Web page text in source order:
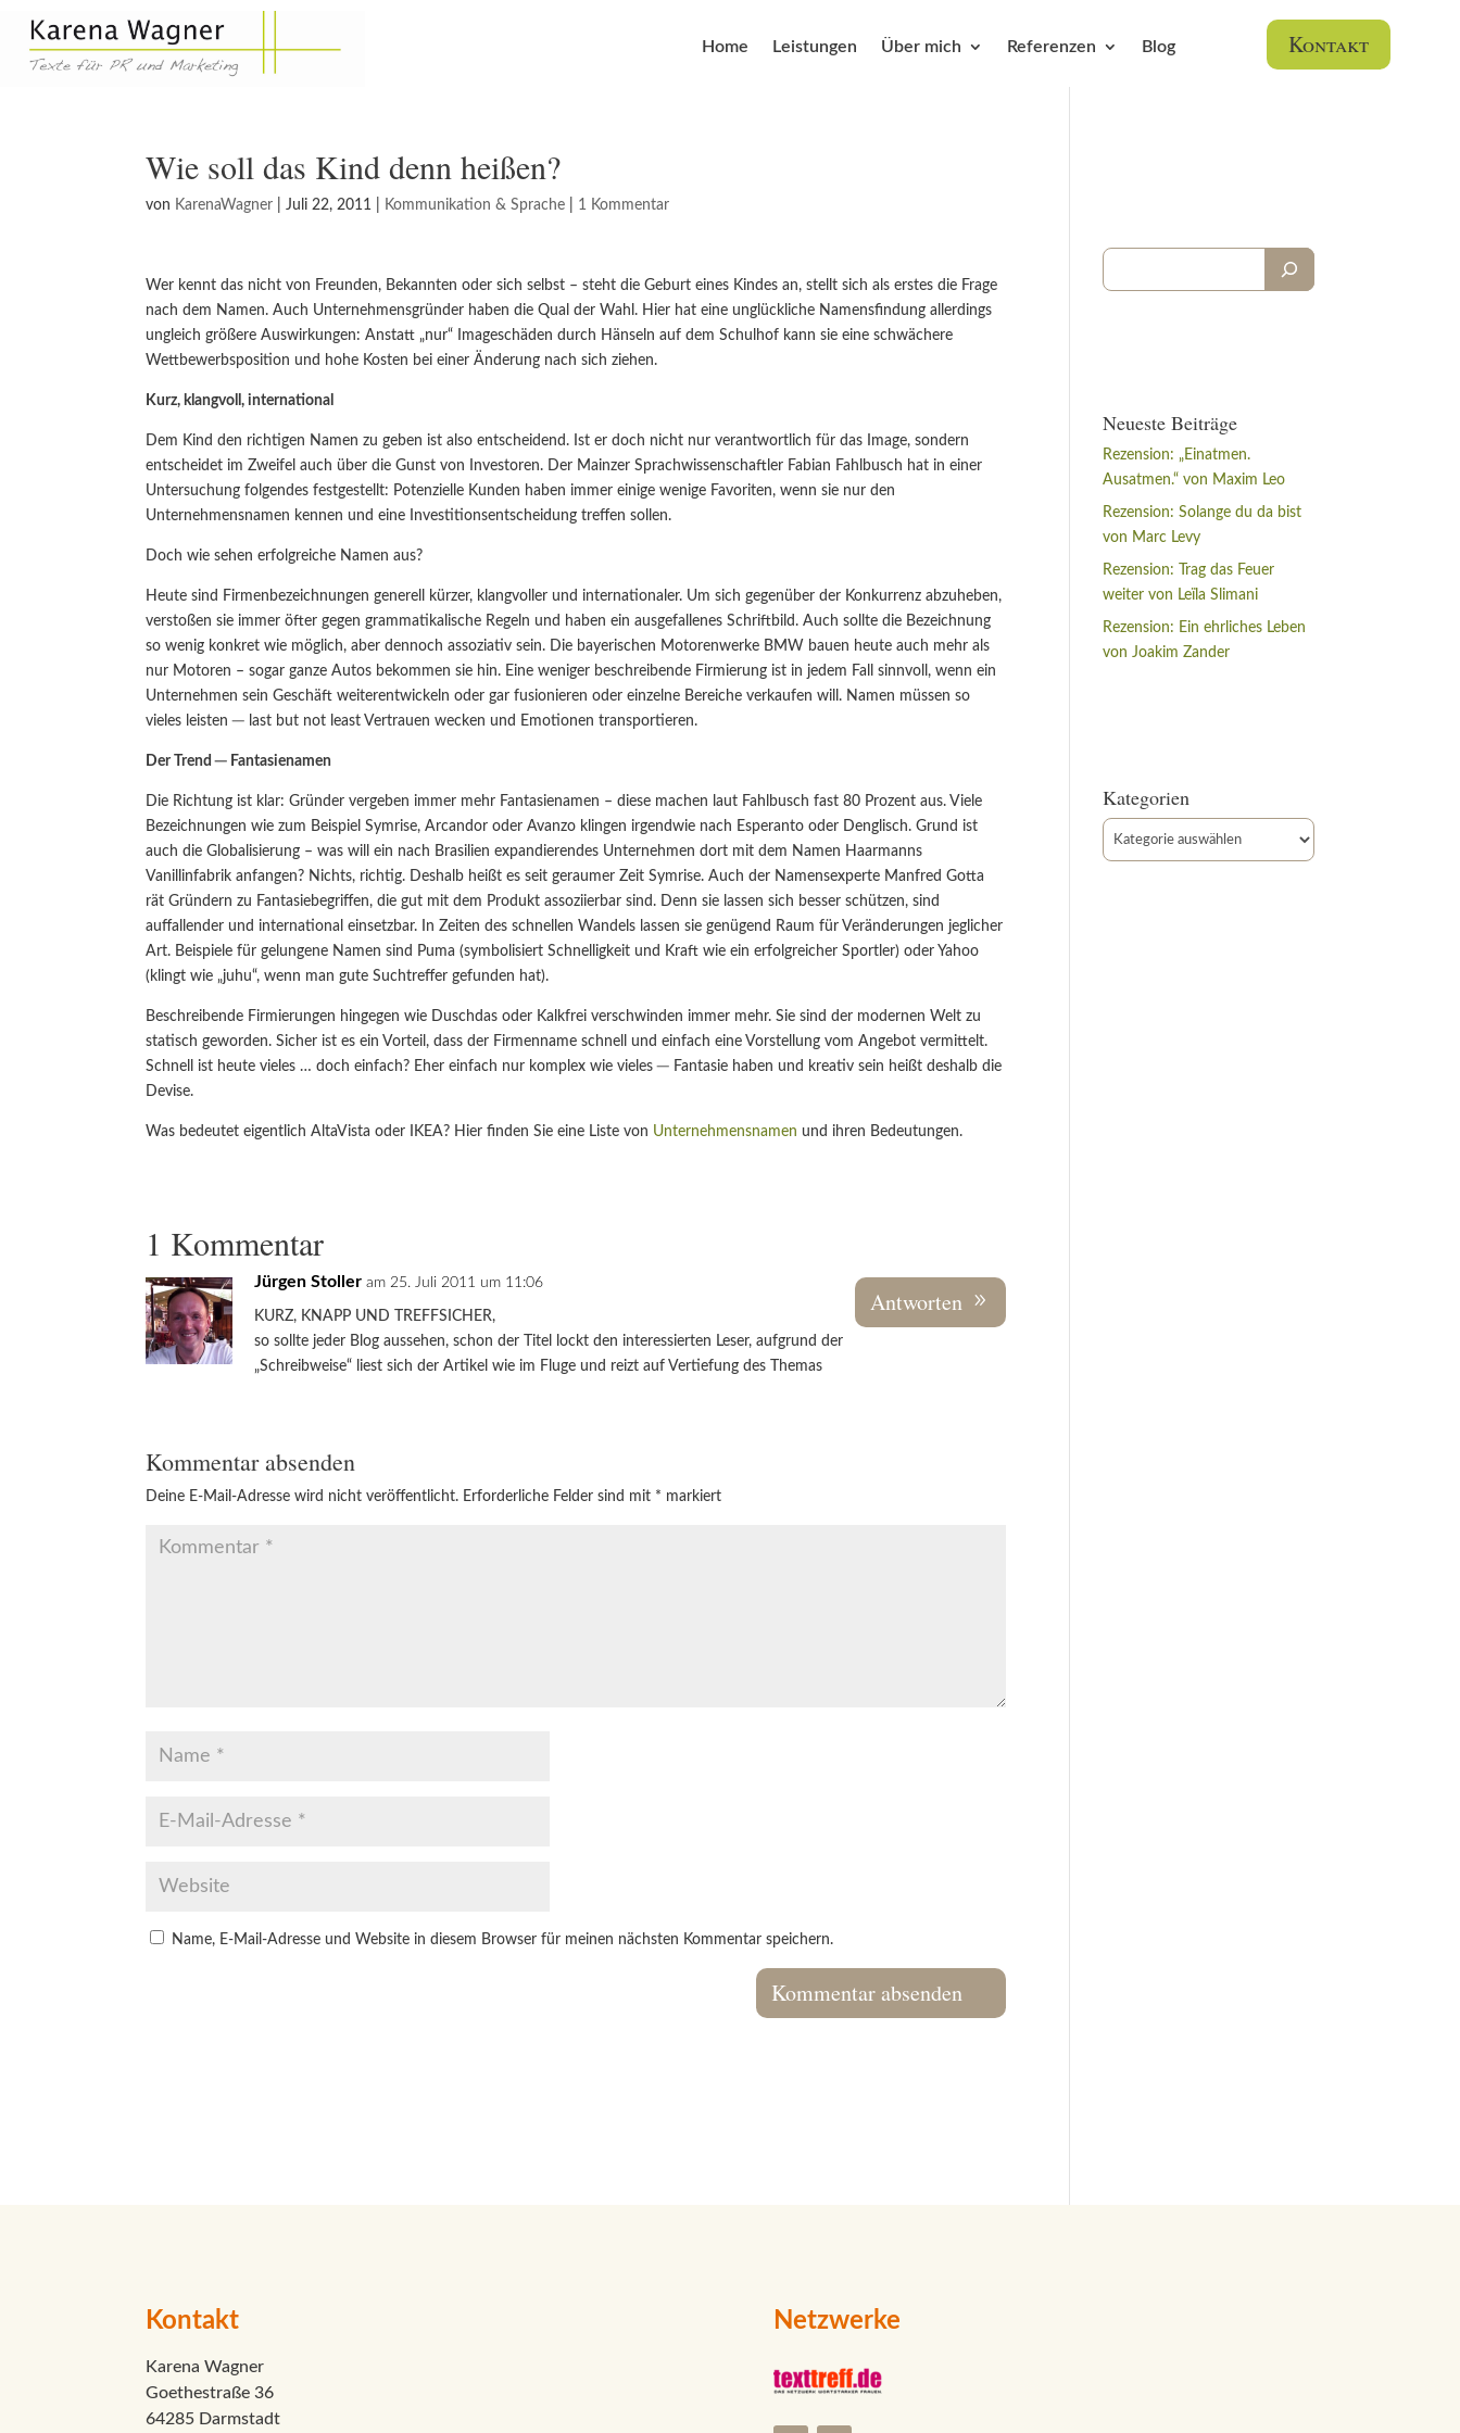
Home Leistungen Über mich Referenzen Blog Kontakt
Wie soll das Kind denn heißen?
von KarenaWagner |Juli 22, 2011 Kommunikation & Sprache 1 Kommentar
Wer kennt das nicht von Freunden, Bekannten oder sich selbst – steht die Geburt eines Kindes an, stellt sich als erstes die Frage
nach dem Namen. Auch Unternehmensgründer haben die Qual der Wahl. Hier hat eine unglückliche Namensfindung allerdings
ungleich größere Auswirkungen: Anstatt „nur“ Imageschäden durch Hänseln auf dem Schulhof kann sie eine schwächere
Wettbewerbsposition und hohe Kosten bei einer Änderung nach sich ziehen.
Kurz, klangvoll, international
Dem Kind den richtigen Namen zu geben ist also entscheidend. Ist er doch nicht nur verantwortlich für das Image, sondern
entscheidet im Zweifel auch über die Gunst von Investoren. Der Mainzer Sprachwissenschaftler Fabian Fahlbusch hat in einer
Untersuchung folgendes festgestellt: Potenzielle Kunden haben immer einige wenige Favoriten, wenn sie nur den
Unternehmensnamen kennen und eine Investitionsentscheidung treffen sollen.
Doch wie sehen erfolgreiche Namen aus?
Heute sind Firmenbezeichnungen generell kürzer, klangvoller und internationaler. Um sich gegenüber der Konkurrenz abzuheben,
verstoßen sie immer öfter gegen grammatikalische Regeln und haben ein ausgefallenes Schriftbild. Auch sollte die Bezeichnung
so wenig konkret wie möglich, aber dennoch assoziativ sein. Die bayerischen Motorenwerke BMW bauen heute auch mehr als
nur Motoren – sogar ganze Autos bekommen sie hin. Eine weniger beschreibende Firmierung ist in jedem Fall sinnvoll, wenn ein
Unternehmen sein Geschäft weiterentwickeln oder gar fusionieren oder einzelne Bereiche verkaufen will. Namen müssen so
vieles leisten ─ last but not least Vertrauen wecken und Emotionen transportieren.
Der Trend ─ Fantasienamen
Die Richtung ist klar: Gründer vergeben immer mehr Fantasienamen – diese machen laut Fahlbusch fast 80 Prozent aus. Viele
Bezeichnungen wie zum Beispiel Symrise, Arcandor oder Avanzo klingen irgendwie nach Esperanto oder Denglisch. Grund ist
auch die Globalisierung – was will ein nach Brasilien expandierendes Unternehmen dort mit dem Namen Haarmanns
Vanillinfabrik anfangen? Nichts, richtig. Deshalb heißt es seit geraumer Zeit Symrise. Auch der Namensexperte Manfred Gotta
rät Gründern zu Fantasiebegriffen, die gut mit dem Produkt assoziierbar sind. Denn sie lassen sich besser schützen, sind
auffallender und international einsetzbar. In Zeiten des schnellen Wandels lassen sie genügend Raum für Veränderungen jeglicher
Art. Beispiele für gelungene Namen sind Puma (symbolisiert Schnelligkeit und Kraft wie ein erfolgreicher Sportler) oder Yahoo
(klingt wie „juhu“, wenn man gute Suchtreffer gefunden hat).
Beschreibende Firmierungen hingegen wie Duschdas oder Kalkfrei verschwinden immer mehr. Sie sind der modernen Welt zu
statisch geworden. Sicher ist es ein Vorteil, dass der Firmenname schnell und einfach eine Vorstellung vom Angebot vermittelt.
Schnell ist heute vieles … doch einfach? Eher einfach nur komplex wie vieles ─ Fantasie haben und kreativ sein heißt deshalb die
Devise.
Was bedeutet eigentlich AltaVista oder IKEA? Hier finden Sie eine Liste von Unternehmensnamen und ihren Bedeutungen.
1 Kommentar
Jürgen Stoller am 25. Juli 2011 um 11:06
KURZ, KNAPP UND TREFFSICHER,
so sollte jeder Blog aussehen, schon der Titel lockt den interessierten Leser, aufgrund der
„Schreibweise“ liest sich der Artikel wie im Fluge und reizt auf Vertiefung des Themas
Antworten
Kommentar absenden
Deine E-Mail-Adresse wird nicht veröffentlicht. Erforderliche Felder sind mit * markiert
Name, E-Mail-Adresse und Website in diesem Browser für meinen nächsten Kommentar speichern.
Neueste Beiträge
Rezension: „Einatmen.
Ausatmen.“ von Maxim Leo
Rezension: Solange du da bist
von Marc Levy
Rezension: Trag das Feuer
weiter von Leïla Slimani
Rezension: Ein ehrliches Leben
von Joakim Zander
Kategorien
Kategorien
Kontakt
Karena Wagner
Goethestraße 36
64285 Darmstadt
Netzwerke